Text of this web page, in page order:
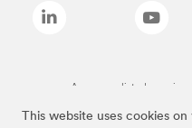
This website uses cookies
As marcas listadas a